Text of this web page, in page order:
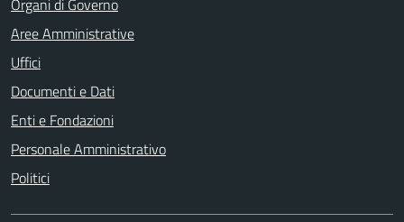
Organi di Governo
Aree Amministrative
Uffici
Documenti e Dati
Enti e Fondazioni
Personale Amministrativo
Politici